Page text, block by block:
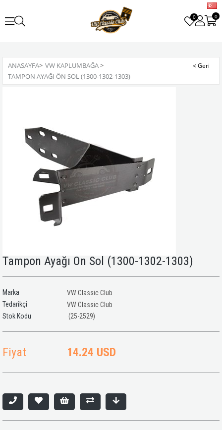
0 0
ANASAYFA> VW KAPLUMBAĞA>
TAMPON AYAĞI ÖN SOL (1300-1302-1303)
Tampon Ayağı Ön Sol (1300-1302-1303)
Marka
VW Classic Club
Tedarikçi
VW Classic Club
(25-2529)
Fiyat 14.24 USD